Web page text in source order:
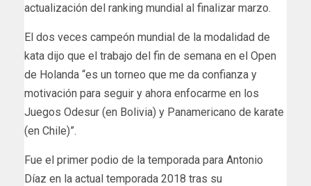
actualización del ranking mundial al finalizar marzo.
El dos veces campeón mundial de la modalidad de
kata dijo que el trabajo del fin de semana en el Open
de Holanda “es un torneo que me da confianza y
motivación para seguir y ahora enfocarme en los
Juegos Odesur (en Bolivia) y Panamericano de karate
(en Chile)”.
Fue el primer podio de la temporada para Antonio
Díaz en la actual temporada 2018 tras su